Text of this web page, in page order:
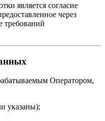
является согласие
через
требований
Оператором,
указаны);